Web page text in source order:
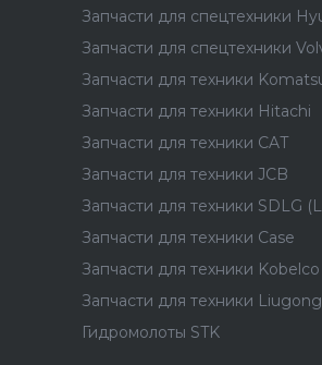
Запчасти для спецтехники
Запчасти для спецтехники
Запчасти для техники
Запчасти для техники Hitachi
Запчасти для техники CAT
Запчасти для техники JCB
Запчасти для техники SDLG
Запчасти для техники Case
Запчасти для техники Kobelco
Запчасти для техники Liugong
Гидромолоты STK